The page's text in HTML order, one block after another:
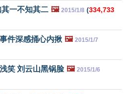
一不知其二 🖼️ 2015/1/8 (334,733
件深感捅心内揪 🖼️ 2015/1/7
笑 刘云山黑锅脸 🖼️ 2015/1/6